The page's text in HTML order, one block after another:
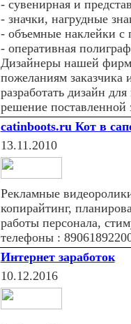
- сувенирная и
- значки, нагрудные
- объемные наклейки с
- оперативная
Дизайнеры нашей
пожеланиям заказчика
разработать дизайн
решение поставленной
catinboots.ru Кот в
13.11.2010
Рекламные
копирайтинг,
работы персонала,
телефоны :
Интернет заработок
10.12.2016